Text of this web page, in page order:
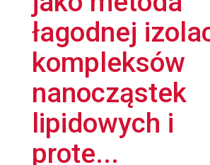
łagodnej
kompleksów
nanocząstek
lipidowych i
prote...